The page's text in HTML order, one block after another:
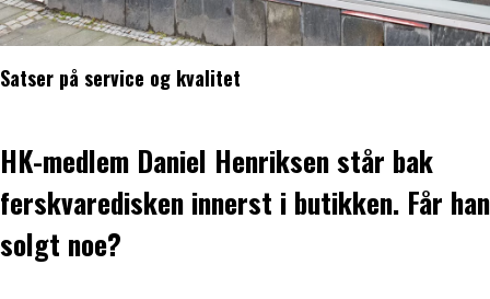
Satser på service og kvalitet
HK-medlem Daniel Henriksen står bak
ferskvaredisken innerst i butikken. Får han
solgt noe?